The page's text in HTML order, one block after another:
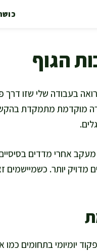
הגוף
בעבודה שלי שזו דרך
מוקדמת מתמקדת
אחרי מדדים
מדויק יותר.
יומיומי בתחומים כמו